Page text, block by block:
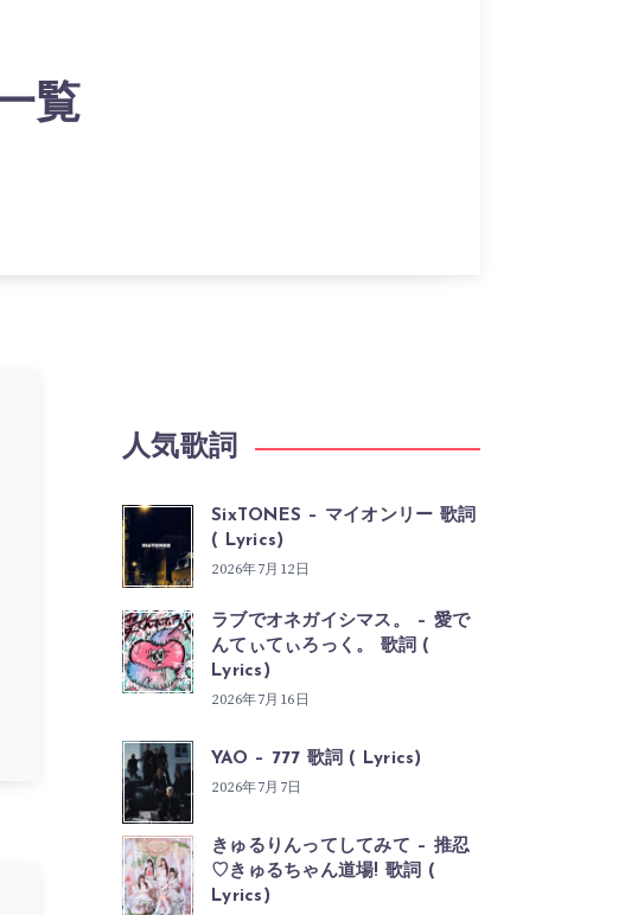
覧
人気歌詞
SixTONES – マイオンリー 歌詞
( Lyrics)
2026年7月12日
ラブでオネガイシマス。 – 愛で
んてぃてぃろっく。 歌詞 (
Lyrics)
2026年7月16日
YAO – 777 歌詞 ( Lyrics)
2026年7月7日
きゅるりんってしてみて – 推忍
♡きゅるちゃん道場! 歌詞 (
Lyrics)